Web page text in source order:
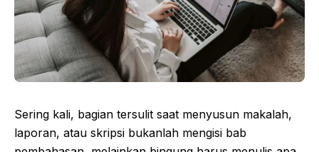
Sering kali, bagian tersulit saat menyusun makalah,
laporan, atau skripsi bukanlah mengisi bab